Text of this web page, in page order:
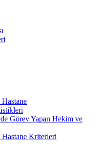
Görev Yapan Hekim ve
Kriterleri